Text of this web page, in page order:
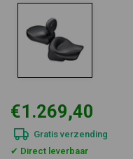
€1.269,40
Gratis verzending
✔ Direct leverbaar